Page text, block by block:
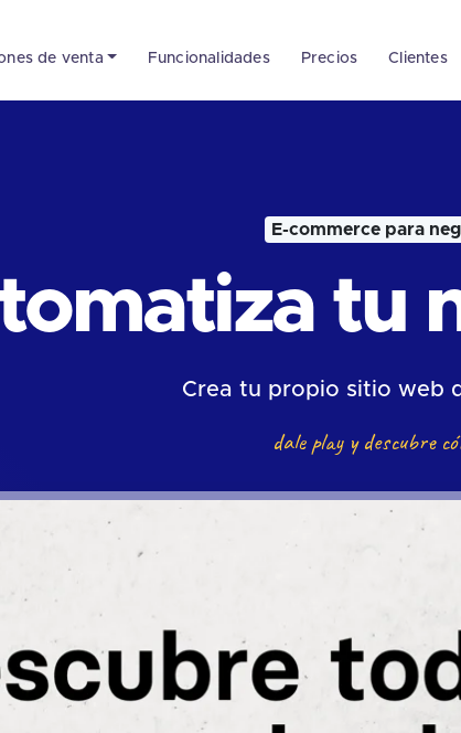
de venta Funcionalidades Precios Clientes
E-commerce para
tu
Crea tu propio sitio web
dale play y descubre